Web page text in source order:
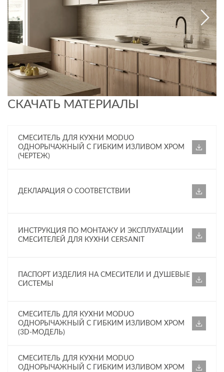
СКАЧАТЬ МАТЕРИАЛЫ
СМЕСИТЕЛЬ ДЛЯ КУХНИ MODUO
ОДНОРЫЧАЖНЫЙ С ГИБКИМ ИЗЛИВОМ ХРОМ
(ЧЕРТЕЖ)
ДЕКЛАРАЦИЯ О СООТВЕТСТВИИ
ИНСТРУКЦИЯ ПО МОНТАЖУ И ЭКСПЛУАТАЦИИ
СМЕСИТЕЛЕЙ ДЛЯ КУХНИ CERSANIT
ПАСПОРТ ИЗДЕЛИЯ НА СМЕСИТЕЛИ И ДУШЕВЫЕ
СИСТЕМЫ
СМЕСИТЕЛЬ ДЛЯ КУХНИ MODUO
ОДНОРЫЧАЖНЫЙ С ГИБКИМ ИЗЛИВОМ ХРОМ
(3D-МОДЕЛЬ)
СМЕСИТЕЛЬ ДЛЯ КУХНИ MODUO
ОДНОРЫЧАЖНЫЙ С ГИБКИМ ИЗЛИВОМ ХРОМ